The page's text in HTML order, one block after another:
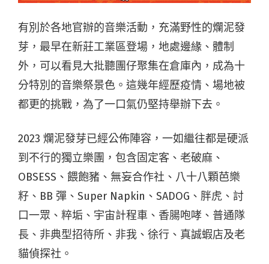
有別於各地官辦的音樂活動，充滿野性的爛泥發
芽，最早在新莊工業區登場，地處邊緣、體制
外，可以看見大批聽團仔聚集在倉庫內，成為十
分特別的音樂祭景色。這幾年經歷疫情、場地被
都更的挑戰，為了一口氣仍堅持舉辦下去。
2023 爛泥發芽已經公佈陣容，一如繼往都是硬派
到不行的獨立樂團，包含固定客、老破麻、
OBSESS、餵飽豬、無妄合作社、八十八顆芭樂
籽、BB 彈、Super Napkin、SADOG、胖虎、討
口一眾、粹垢、宇宙計程車、香腸咆哮、普通隊
長、非典型招待所、非我、徐行、真誠蝦店及老
貓偵探社。